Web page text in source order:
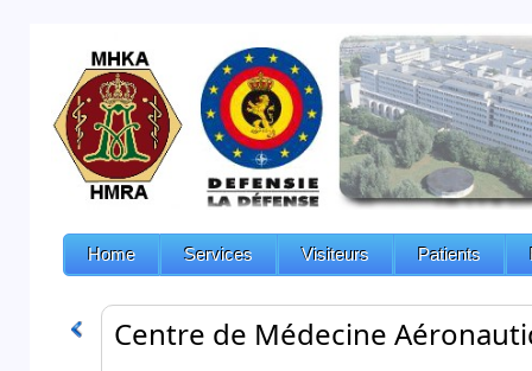
Home Services Visiteurs Patients
Centre de Médecine